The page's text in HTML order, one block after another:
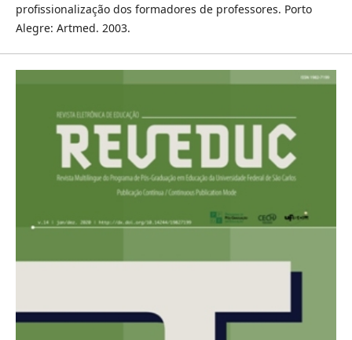
profissionalização dos formadores de professores. Porto
Alegre: Artmed. 2003.